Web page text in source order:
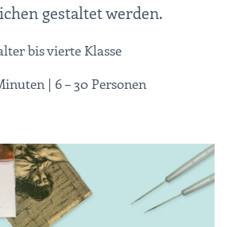
gestaltet werden.
bis vierte Klasse
| 6 – 30 Personen